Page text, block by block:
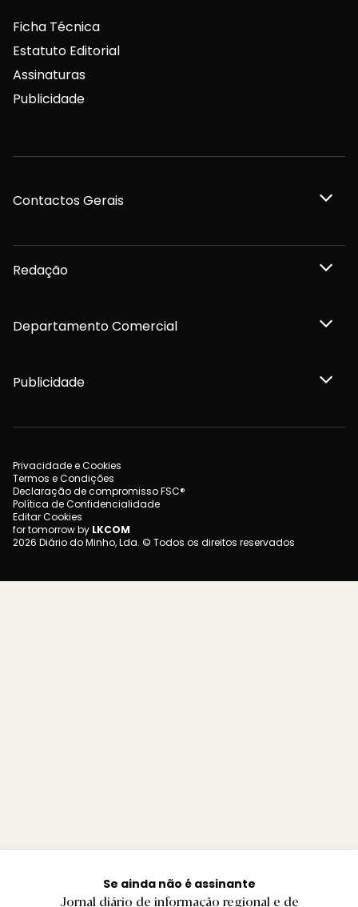
Se ainda não é assinante
Jornal diário de informação regional e de
Ficha Técnica
Estatuto Editorial
Assinaturas
Publicidade
Contactos Gerais
Redação
Departamento Comercial
Publicidade
Privacidade e Cookies
Termos e Condições
Declaração de compromisso FSC®
Política de Confidencialidade
Editar Cookies
for tomorrow by LKCOM
2026 Diário do Minho, Lda. © Todos os direitos reservados